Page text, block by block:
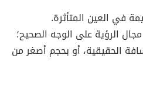
في العين المتأثرة.
الرؤية على الوجه الصحيح؛
الحقيقية، أو بحجم أصغر من